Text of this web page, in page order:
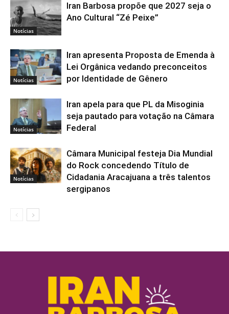
Notícias
Iran Barbosa propõe que 2027 seja o
Ano Cultural “Zé Peixe”
Notícias
Iran apresenta Proposta de Emenda à
Lei Orgânica vedando preconceitos
por Identidade de Gênero
Notícias
Iran apela para que PL da Misoginia
seja pautado para votação na Câmara
Federal
Notícias
Câmara Municipal festeja Dia Mundial
do Rock concedendo Título de
Cidadania Aracajuana a três talentos
sergipanos